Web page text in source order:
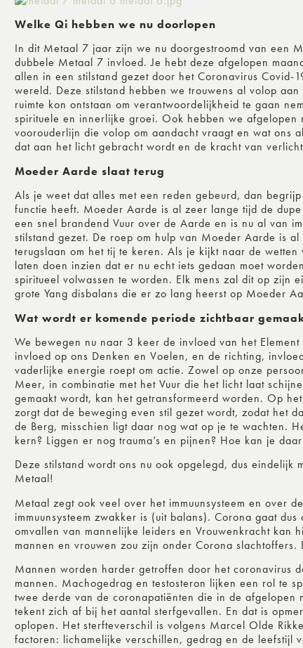
Welke Qi hebben we nu doorlopen
In dit Metaal 7 jaar zijn we nu doorgestroomd van een
dubbele Metaal 7 invloed. Je hebt deze afgelopen
allen in een stilstand gezet door het Coronavirus
wereld. Deze stilstand hebben we trouwens al volop
ruimte kon ontstaan om verantwoordelijkheid te gaan
spirituele en innerlijke groei. Ook hebben we
voorouderlijn die volop om aandacht vraagt en wat ons
dat aan het licht gebracht wordt en de kracht van
Moeder Aarde slaat terug
Als je weet dat alles met een reden gebeurd, dan
functie heeft. Moeder Aarde is al zeer lange tijd de
een snel brandend Vuur over de Aarde en is nu al van
stilstand gezet. De roep om hulp van Moeder Aarde is
terugslaan om het tij te keren. Als je kijkt naar de
laten doen inzien dat er nu echt iets gedaan moet
spiritueel volwassen te worden. Elk mens zal dit op zijn
grote Yang disbalans die er zo lang heerst op Moeder
Wat wordt er komende periode zichtbaar
We bewegen nu naar 3 keer de invloed van het
invloed op ons Denken en Voelen, en de richting,
vaderlijke energie roept om actie. Zowel op onze
Meer, in combinatie met het Vuur die het licht laat
gemaakt wordt, kan het getransformeerd worden. Op
zorgt dat de beweging even stil gezet wordt, zodat het
de Berg, misschien ligt daar nog wat op je te wachten.
kern? Liggen er nog trauma’s en pijnen? Hoe kan je
Deze stilstand wordt ons nu ook opgelegd, dus
Metaal!
Metaal zegt ook veel over het immuunsysteem en over
immuunsysteem zwakker is (uit balans). Corona gaat
omvallen van mannelijke leiders en Vrouwenkracht
mannen en vrouwen zou zijn onder Corona
Mannen worden harder getroffen door het coronavirus
mannen. Machogedrag en testosteron lijken een rol te
twee derde van de coronapatiënten die in de
tekent zich af bij het aantal sterfgevallen. En dat is
oplopen. Het sterfteverschil is volgens Marcel Olde
factoren: lichamelijke verschillen, gedrag en de leefstijl